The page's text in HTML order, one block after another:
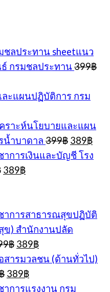
sheetแนว
กรมชลประทาน 399฿
ราะห์นโยบายและแผน
น้ำบาดาล 399฿ Original
price
was:
389฿
is:
การเงินและบัญชี โรง
Original
389฿Current
าการสาธารณสุขปฏิบัติ
ข) สำนักงานปลัด
฿ Original
was:
399฿.
389฿Current
price
is:
ารมวลชน (ด้านทั่วไป)
Original
389฿Current
การแรงงาน กรม